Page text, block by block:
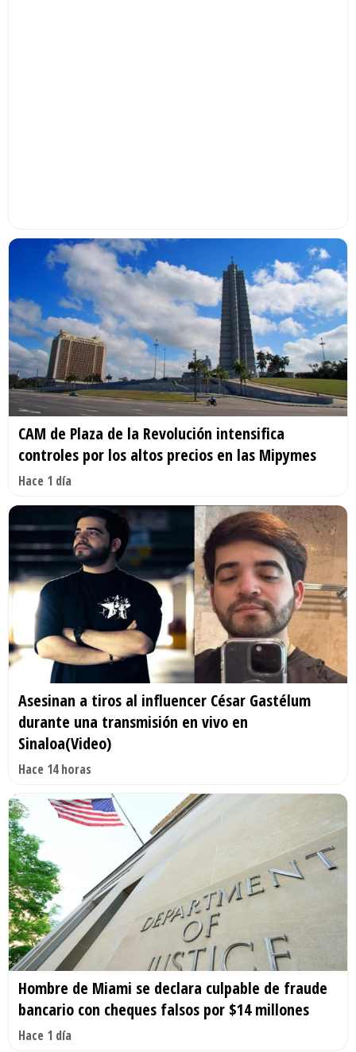
CAM de Plaza de la Revolución intensifica
controles por los altos precios en las Mipymes
Hace 1 día
Asesinan a tiros al influencer César Gastélum
durante una transmisión en vivo en
Sinaloa(Video)
Hace 14 horas
Hombre de Miami se declara culpable de fraude
bancario con cheques falsos por $14 millones
Hace 1 día